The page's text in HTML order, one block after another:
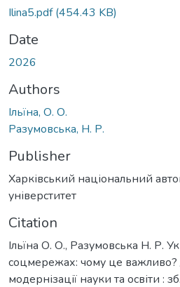
Ilina5.pdf(454.43 KB)
Date
2026
Authors
Ільїна, О. О.
Разумовська, Н. Р.
Publisher
Харківський національний
універститет
Citation
Ільїна О. О., Разумовська Н. Р.
соцмережах: чому це важливо?
модернізації науки та освіти :